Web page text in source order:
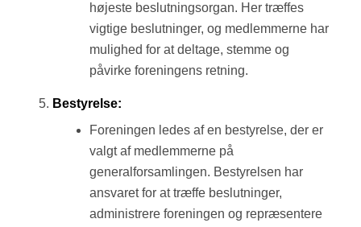
højeste beslutningsorgan. Her træffes
vigtige beslutninger, og medlemmerne har
mulighed for at deltage, stemme og
påvirke foreningens retning.
Bestyrelse:
Foreningen ledes af en bestyrelse, der er
valgt af medlemmerne på
generalforsamlingen. Bestyrelsen har
ansvaret for at træffe beslutninger,
administrere foreningen og repræsentere